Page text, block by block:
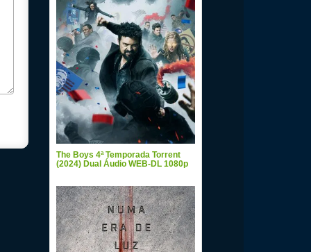
The Boys 4ª Temporada Torrent
(2024) Dual Áudio WEB-DL 1080p